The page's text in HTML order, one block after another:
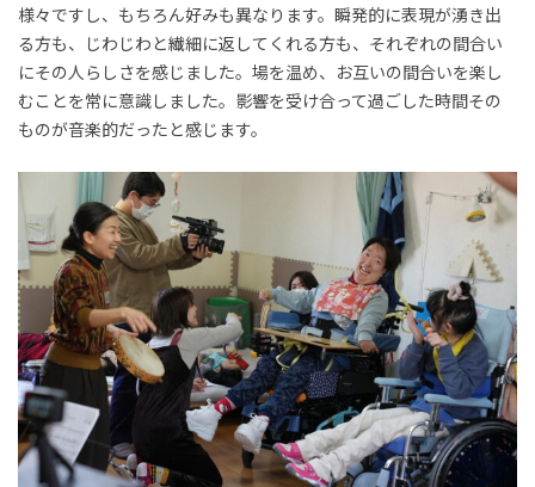
様々ですし、もちろん好みも異なります。瞬発的に表現が湧き出
る方も、じわじわと繊細に返してくれる方も、それぞれの間合い
にその人らしさを感じました。場を温め、お互いの間合いを楽し
むことを常に意識しました。影響を受け合って過ごした時間その
ものが音楽的だったと感じます。